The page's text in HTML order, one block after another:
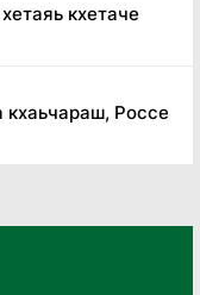
кхетаче
кхаьчараш, Россе